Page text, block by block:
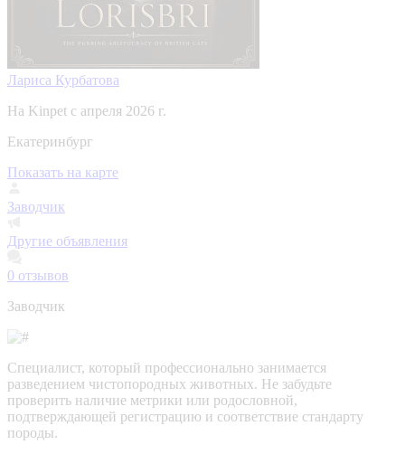
Лариса Курбатова
На Kinpet c апреля 2026 г.
Екатеринбург
Показать на карте
Заводчик
Другие объявления
0 отзывов
Заводчик
Специалист, который профессионально занимается
разведением чистопородных животных. Не забудьте
проверить наличие метрики или родословной,
подтверждающей регистрацию и соответствие стандарту
породы.